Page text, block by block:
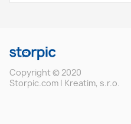
Copyright © 2020
Storpic.com | Kreatim, s.r.o.